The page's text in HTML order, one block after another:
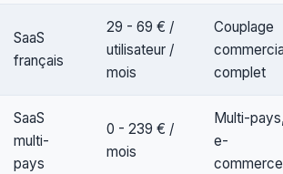
SaaS
français
29 - 69 € /
utilisateur /
mois
Couplage
complet
SaaS
multi-
pays
0 - 239 € /
mois
Multi-
e-
commerce